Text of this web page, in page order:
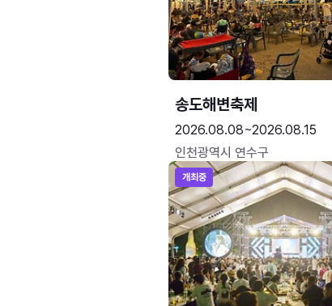
송도해변축제
2026.08.08~2026.08.15
인천광역시 연수구
개최중